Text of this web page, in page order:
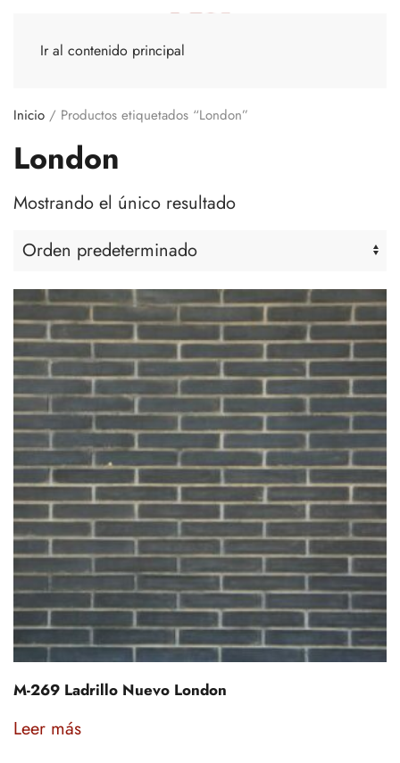
Ir al contenido principal
Inicio / Productos etiquetados “London”
London
Mostrando el único resultado
M-269 Ladrillo Nuevo London
Leer más